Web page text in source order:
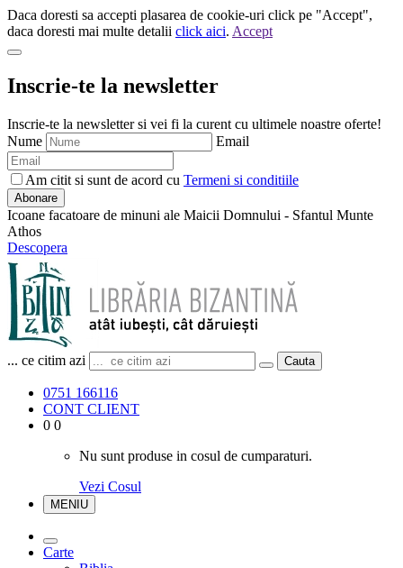
Daca doresti sa accepti plasarea de cookie-uri click pe "Accept",
daca doresti mai multe detalii click aici. Accept
Inscrie-te la newsletter
Inscrie-te la newsletter si vei fi la curent cu ultimele noastre oferte!
Nume
Email
Am citit si sunt de acord cu Termeni si conditiile
Abonare
Icoane facatoare de minuni ale Maicii Domnului - Sfantul Munte
Athos
Descopera
... ce citim azi Cauta
0751 166116
CONT CLIENT
0 0
Nu sunt produse in cosul de cumparaturi.
Vezi Cosul
MENIU
Carte